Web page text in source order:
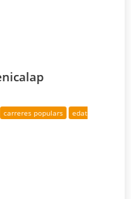
carreres populars
edat